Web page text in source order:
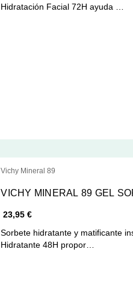
Hidratación Facial 72H ayuda …
Vichy Mineral 89
VICHY MINERAL 89 GEL
23,95 €
Sorbete hidratante y matificante instantáneo. Minéral 89
Hidratante 48H propor…